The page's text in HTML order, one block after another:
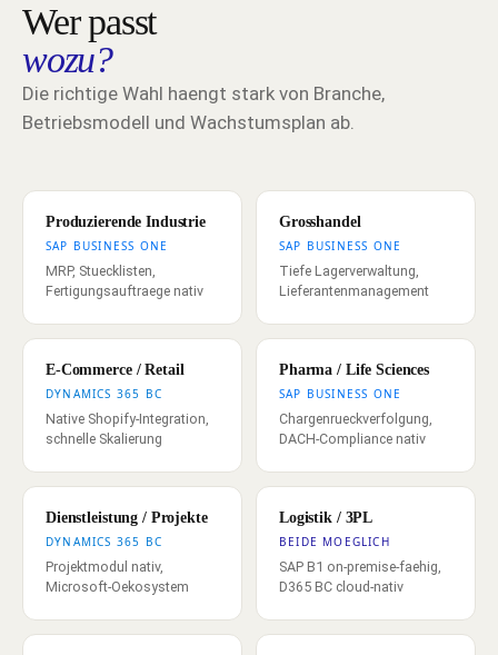
Wer passt
wozu?
Die richtige Wahl haengt stark von Branche,
Betriebsmodell und Wachstumsplan ab.
Produzierende Industrie
SAP BUSINESS ONE
MRP, Stuecklisten,
Fertigungsauftraege nativ
Grosshandel
SAP BUSINESS ONE
Tiefe Lagerverwaltung,
Lieferantenmanagement
E-Commerce / Retail
DYNAMICS 365 BC
Native Shopify-Integration,
schnelle Skalierung
Pharma / Life Sciences
SAP BUSINESS ONE
Chargenrueckverfolgung,
DACH-Compliance nativ
Dienstleistung / Projekte
DYNAMICS 365 BC
Projektmodul nativ,
Microsoft-Oekosystem
Logistik / 3PL
BEIDE MOEGLICH
SAP B1 on-premise-faehig,
D365 BC cloud-nativ